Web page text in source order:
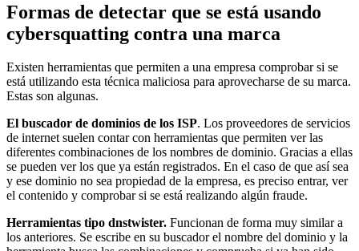
Formas de detectar que se está usando
cybersquatting contra una marca
Existen herramientas que permiten a una empresa comprobar si se
está utilizando esta técnica maliciosa para aprovecharse de su marca.
Estas son algunas.
El buscador de dominios de los ISP. Los proveedores de servicios
de internet suelen contar con herramientas que permiten ver las
diferentes combinaciones de los nombres de dominio. Gracias a ellas
se pueden ver los que ya están registrados. En el caso de que así sea
y ese dominio no sea propiedad de la empresa, es preciso entrar, ver
el contenido y comprobar si se está realizando algún fraude.
Herramientas tipo dnstwister. Funcionan de forma muy similar a
los anteriores. Se escribe en su buscador el nombre del dominio y la